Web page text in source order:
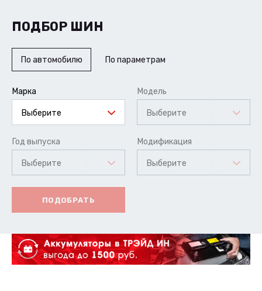
ПОДБОР ШИН
По автомобилю По параметрам
Марка
Выберите
Модель
Выберите
Год выпуска
Выберите
Модификация
Выберите
ПОДОБРАТЬ